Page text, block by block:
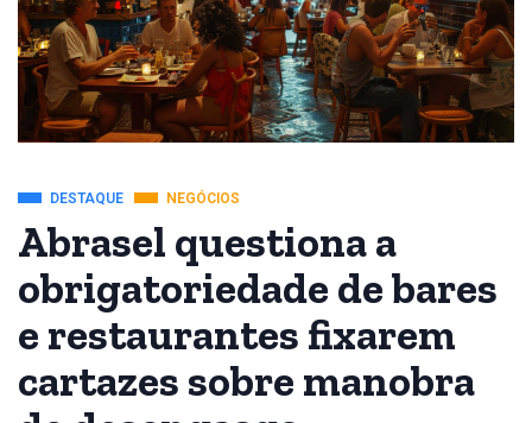
DESTAQUE NEGÓCIOS
Abrasel questiona a
obrigatoriedade de bares
e restaurantes fixarem
cartazes sobre manobra